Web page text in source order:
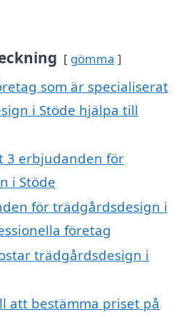
gömma
som är specialiserat
i Stöde hjälpa till
3 erbjudanden för
i Stöde
för trädgårdsdesign i
företag
trädgårdsdesign i
att bestämma priset på